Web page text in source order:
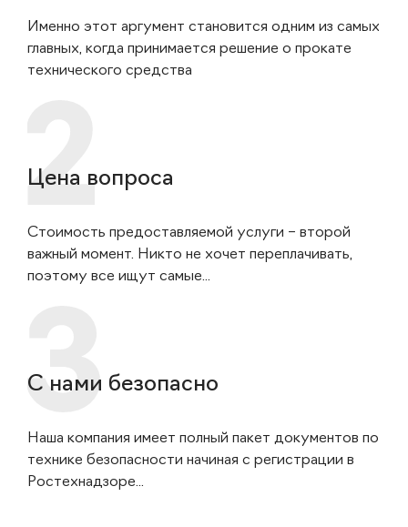
Именно этот аргумент становится одним из самых
главных, когда принимается решение о прокате
технического средства
Цена вопроса
Стоимость предоставляемой услуги – второй
важный момент. Никто не хочет переплачивать,
поэтому все ищут самые...
С нами безопасно
Наша компания имеет полный пакет документов по
технике безопасности начиная с регистрации в
Ростехнадзоре...